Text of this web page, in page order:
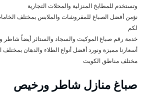
وتستخدم للمطابخ المنزلية والمحلات التجارية
نؤمن أفضل الصباغ للمفروشات والملابس بمختلف
لكم
خدمة رقم صباغ الموكيت والسجاد والستائر أيضاً
أسعارنا مميزة ونورد أفضل أنواع الطلاء والدهان بمختلف
مختلف مناطق الكويت
صباغ منازل شاطر ورخيص